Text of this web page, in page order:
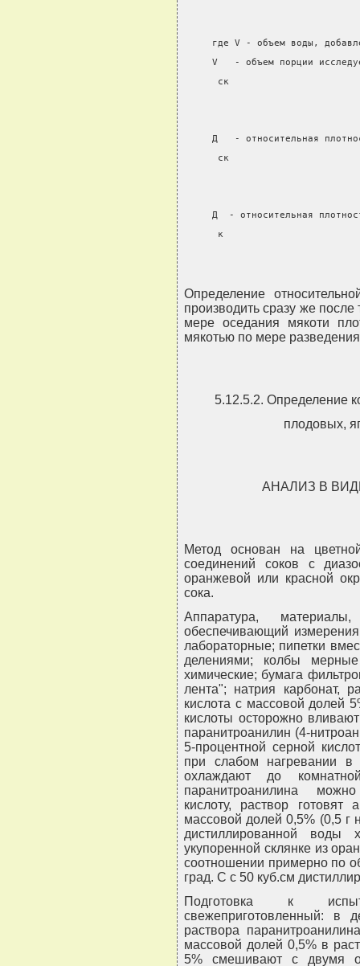
где V - объем воды,
V   - объем порции
      ск
Д   - относительная
      ск
Д  - относительная
      к
Определение
производить сразу же после
мере оседания мякоти
мякотью по мере
5.12.5.2. Определение
плодовых,
АНАЛИЗ В
Метод основан на
соединений соков с
оранжевой или красной
сока.
Аппаратура, материалы,
обеспечивающий
лабораторные; пипетки
делениями; колбы
химические; бумага
лента"; натрия карбонат,
кислота с массовой долей
кислоты осторожно
паранитроанилин (4-
5-процентной серной
при слабом нагревании в
охлаждают до
паранитроанилина
кислоту, раствор готовят
массовой долей 0,5% (0,5 г
дистиллированной
укупоренной склянке из
соотношении примерно по
град. C с 50 куб.см
Подготовка к
свежеприготовленный: в
раствора
массовой долей 0,5% в
5% смешивают с двумя